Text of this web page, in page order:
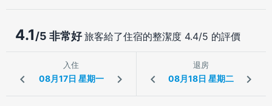
4.1/5 非常好旅客給了住宿的整潔度 4.4/5 的評價
入住 退房